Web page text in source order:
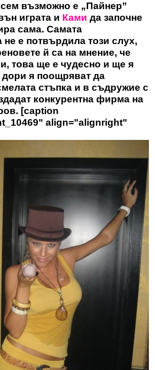
възможно е „Пайнер”
играта и Ками да започне
сама. Самата
не е потвърдила този слух,
й са на мнение, че
това ще е чудесно и ще я
дори я поощряват да
стъпка и в съдружие с
конкурентна фирма на
[caption
align="alignright"